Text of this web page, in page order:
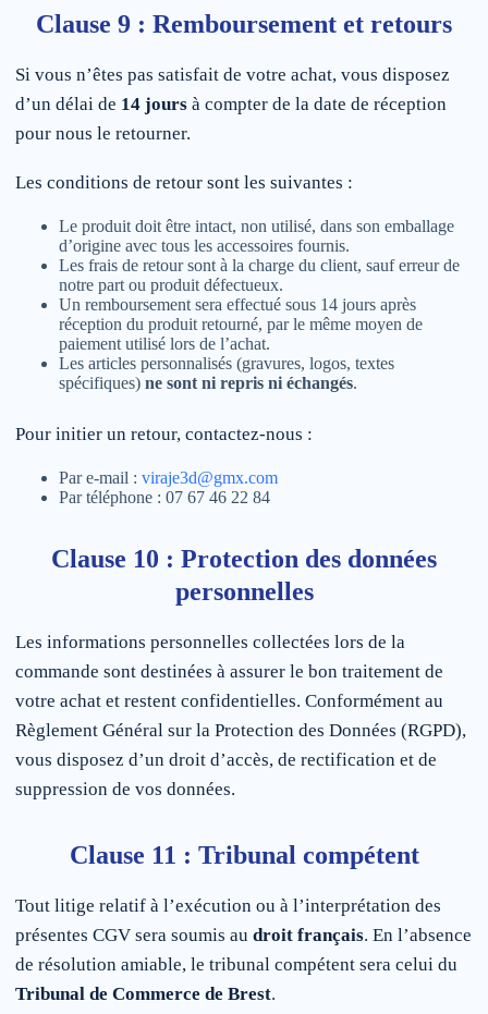
Clause 9 : Remboursement et retours
Si vous n’êtes pas satisfait de votre achat, vous disposez
d’un délai de 14 jours à compter de la date de réception
pour nous le retourner.
Les conditions de retour sont les suivantes :
Le produit doit être intact, non utilisé, dans son emballage
d’origine avec tous les accessoires fournis.
Les frais de retour sont à la charge du client, sauf erreur de
notre part ou produit défectueux.
Un remboursement sera effectué sous 14 jours après
réception du produit retourné, par le même moyen de
paiement utilisé lors de l’achat.
Les articles personnalisés (gravures, logos, textes
spécifiques) ne sont ni repris ni échangés.
Pour initier un retour, contactez-nous :
Par e-mail : viraje3d@gmx.com
Par téléphone : 07 67 46 22 84
Clause 10 : Protection des données
personnelles
Les informations personnelles collectées lors de la
commande sont destinées à assurer le bon traitement de
votre achat et restent confidentielles. Conformément au
Règlement Général sur la Protection des Données (RGPD),
vous disposez d’un droit d’accès, de rectification et de
suppression de vos données.
Clause 11 : Tribunal compétent
Tout litige relatif à l’exécution ou à l’interprétation des
présentes CGV sera soumis au droit français. En l’absence
de résolution amiable, le tribunal compétent sera celui du
Tribunal de Commerce de Brest.